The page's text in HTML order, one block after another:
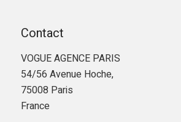
Contact
VOGUE AGENCE PARIS
54/56 Avenue Hoche,
75008 Paris
France